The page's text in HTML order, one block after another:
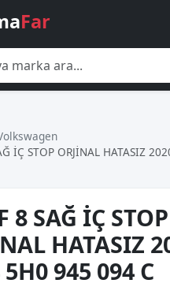
Far
İÇ STOP ORJİNAL HATASIZ
8 SAĞ İÇ STOP
HATASIZ
945 094 C